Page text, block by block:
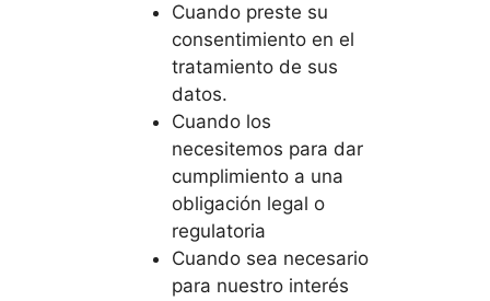
Cuando preste su
consentimiento en el
tratamiento de sus
datos.
Cuando los
necesitemos para dar
cumplimiento a una
obligación legal o
regulatoria
Cuando sea necesario
para nuestro interés